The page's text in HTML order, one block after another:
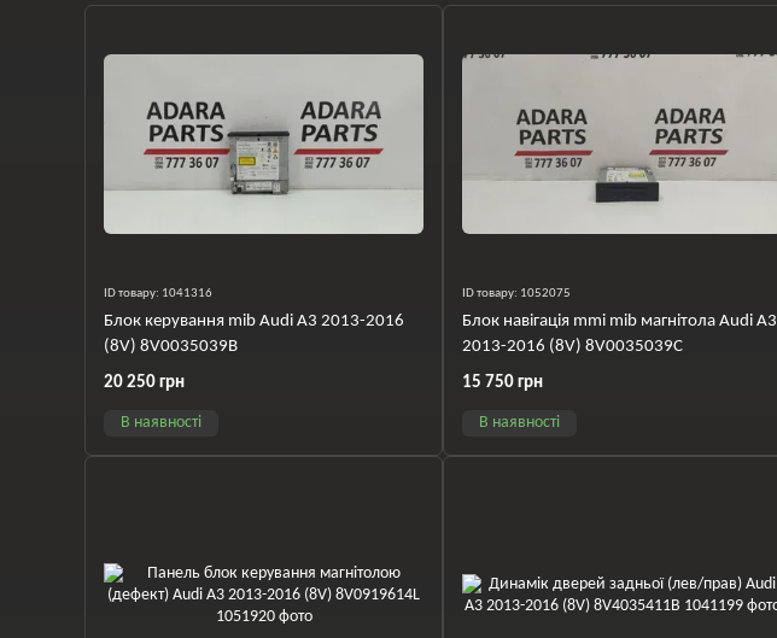
ID товару: 1041316
Блок керування mib Audi A3 2013-2016
(8V) 8V0035039B
20 250 грн
В наявності
ID товару: 1052075
Блок навігація mmi mib магнітола Audi A3
2013-2016 (8V) 8V0035039C
15 750 грн
В наявності